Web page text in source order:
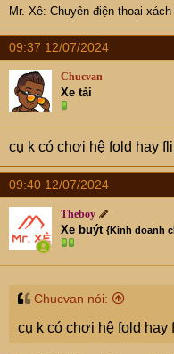
Mr. Xê: Chuyên điện thoại
09:37 12/07/2024
Chucvan
Xe tải
cụ k có chơi hệ fold hay
09:40 12/07/2024
Theboy
Xe buýt {Kinh doanh
Chucvan nói:
cụ k có chơi hệ fold hay